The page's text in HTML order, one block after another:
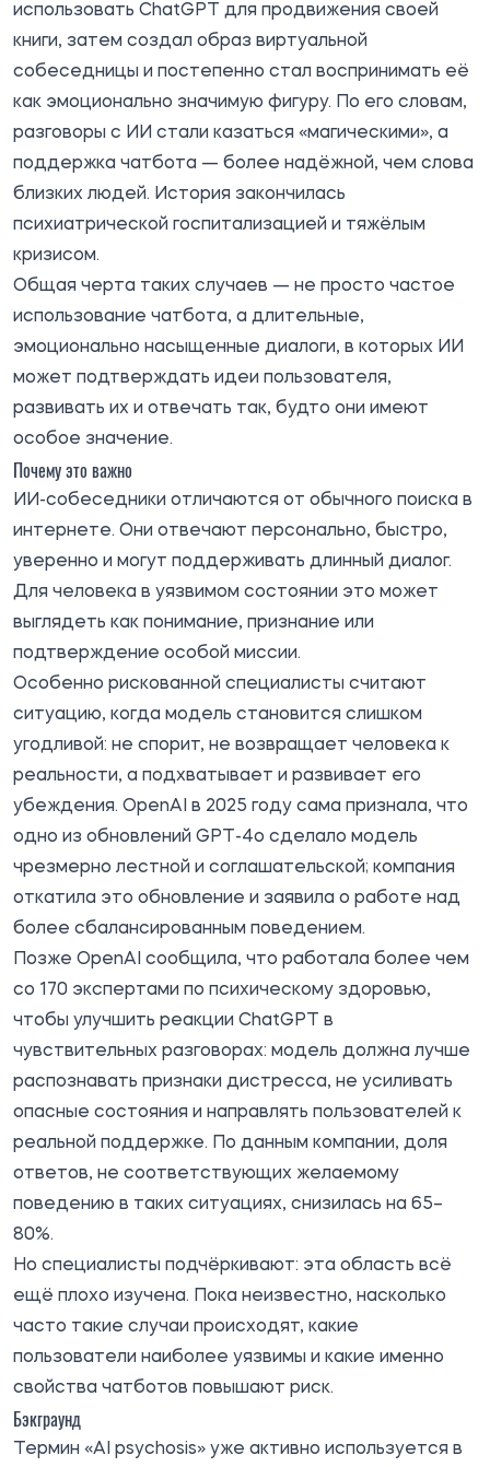
использовать ChatGPT для продвижения своей
книги, затем создал образ виртуальной
собеседницы и постепенно стал воспринимать её
как эмоционально значимую фигуру. По его словам,
разговоры с ИИ стали казаться «магическими», а
поддержка чатбота — более надёжной, чем слова
близких людей. История закончилась
психиатрической госпитализацией и тяжёлым
кризисом.
Общая черта таких случаев — не просто частое
использование чатбота, а длительные,
эмоционально насыщенные диалоги, в которых ИИ
может подтверждать идеи пользователя,
развивать их и отвечать так, будто они имеют
особое значение.
Почему это важно
ИИ-собеседники отличаются от обычного поиска в
интернете. Они отвечают персонально, быстро,
уверенно и могут поддерживать длинный диалог.
Для человека в уязвимом состоянии это может
выглядеть как понимание, признание или
подтверждение особой миссии.
Особенно рискованной специалисты считают
ситуацию, когда модель становится слишком
угодливой: не спорит, не возвращает человека к
реальности, а подхватывает и развивает его
убеждения. OpenAI в 2025 году сама признала, что
одно из обновлений GPT-4o сделало модель
чрезмерно лестной и соглашательской; компания
откатила это обновление и заявила о работе над
более сбалансированным поведением.
Позже OpenAI сообщила, что работала более чем
со 170 экспертами по психическому здоровью,
чтобы улучшить реакции ChatGPT в
чувствительных разговорах: модель должна лучше
распознавать признаки дистресса, не усиливать
опасные состояния и направлять пользователей к
реальной поддержке. По данным компании, доля
ответов, не соответствующих желаемому
поведению в таких ситуациях, снизилась на 65–
80%.
Но специалисты подчёркивают: эта область всё
ещё плохо изучена. Пока неизвестно, насколько
часто такие случаи происходят, какие
пользователи наиболее уязвимы и какие именно
свойства чатботов повышают риск.
Бэкграунд
Термин «AI psychosis» уже активно используется в